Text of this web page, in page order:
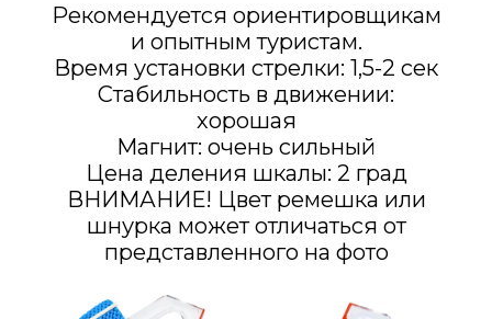
Рекомендуется ориентировщикам
и опытным туристам.
Время установки стрелки: 1,5-2 сек
Стабильность в движении:
хорошая
Магнит: очень сильный
Цена деления шкалы: 2 град
ВНИМАНИЕ! Цвет ремешка или
шнурка может отличаться от
представленного на фото